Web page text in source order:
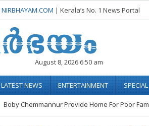
NIRBHAYAM.COM | Kerala’s No. 1 News Portal
August 8, 2026 6:50 am
LATEST NEWS ENTERTAINMENT
Boby Chemmannur Provide Home For Poor